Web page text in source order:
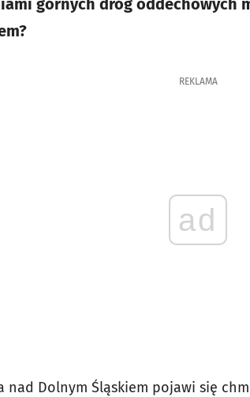
górnych dróg oddechowych
REKLAMA
ad
nad Dolnym Śląskiem pojawi się